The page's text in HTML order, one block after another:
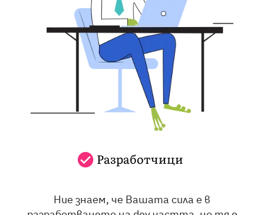
Разработчици
Ние знаем, че Вашата сила е в